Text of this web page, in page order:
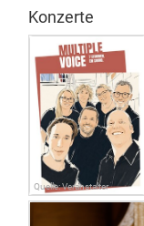
Konzerte
Quelle: Veranstalter